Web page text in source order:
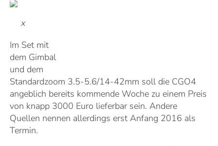
x
Im Set mit
dem Gimbal
und dem
Standardzoom 3.5-5.6/14-42mm soll die CGO4
angeblich bereits kommende Woche zu einem Preis
von knapp 3000 Euro lieferbar sein. Andere
Quellen nennen allerdings erst Anfang 2016 als
Termin.